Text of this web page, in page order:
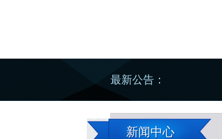
3
最新公告：
新闻中心